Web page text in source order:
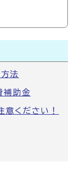
法
補助金
ください！